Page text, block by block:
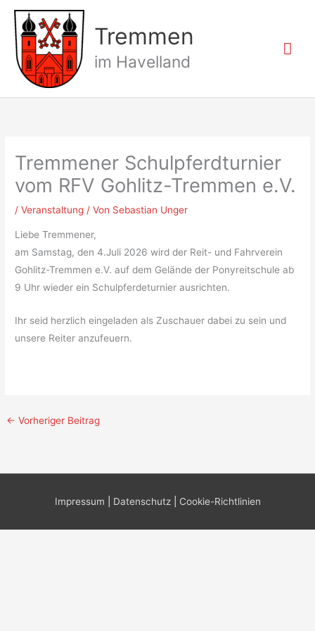
Zum
Inhalt
springen
Tremmen
im Havelland
Tremmener Schulpferdturnier
vom RFV Gohlitz-Tremmen e.V.
/Veranstaltung / Von Sebastian Unger
Liebe Tremmener,
am Samstag, den 4.Juli 2026 wird der Reit- und Fahrverein
Gohlitz-Tremmen e.V. auf dem Gelände der Ponyreitschule ab
9 Uhr wieder ein Schulpferdeturnier ausrichten.
Ihr seid herzlich eingeladen als Zuschauer dabei zu sein und
unsere Reiter anzufeuern.
← Vorheriger Beitrag
Impressum Datenschutz Cookie-Richtlinien